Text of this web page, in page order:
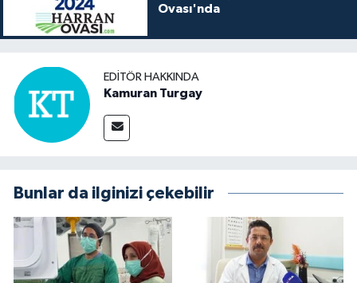
Ovası'nda
EDITÖR HAKKINDA
Kamuran Turgay
Bunlar da ilginizi çekebilir